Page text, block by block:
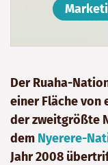
Der Ruaha-
einer Fläche von
der zweitgrößte
dem Nyerere-
Jahr 2008